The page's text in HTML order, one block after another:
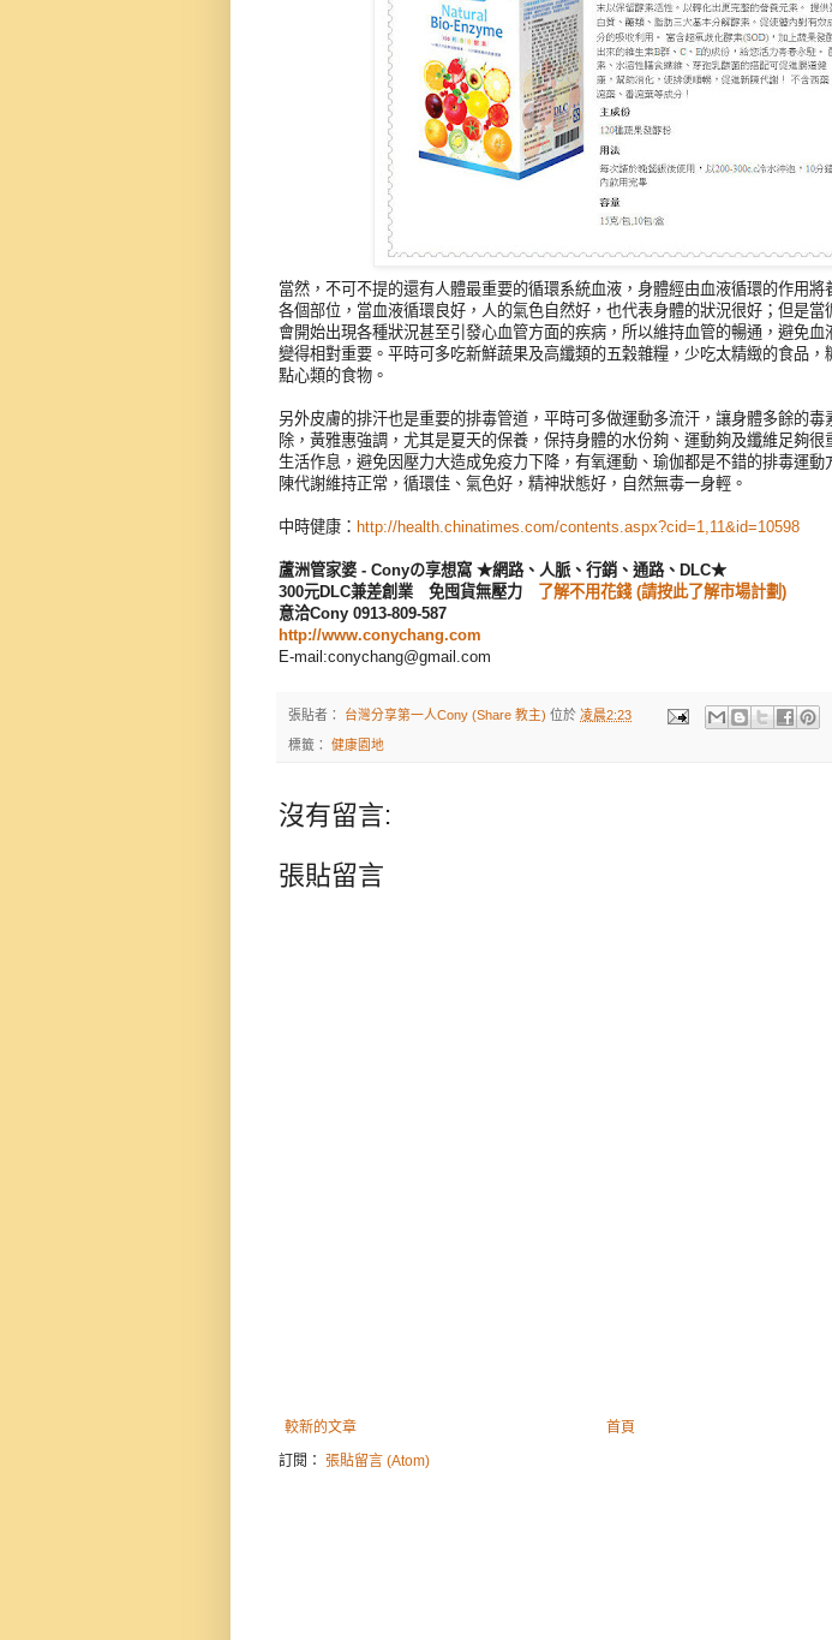
當然，不可不提的還有人體最重要的循環系統血液，身體經由血液循環的作用將
各個部位，當血液循環良好，人的氣色自然好，也代表身體的狀況很好；但是當
會開始出現各種狀況甚至引發心血管方面的疾病，所以維持血管的暢通，避免血
變得相對重要。平時可多吃新鮮蔬果及高纖類的五穀雜糧，少吃太精緻的食品，
點心類的食物。
另外皮膚的排汗也是重要的排毒管道，平時可多做運動多流汗，讓身體多餘的毒
除，黃雅惠強調，尤其是夏天的保養，保持身體的水份夠、運動夠及纖維足夠很
生活作息，避免因壓力大造成免疫力下降，有氧運動、瑜伽都是不錯的排毒運動
陳代謝維持正常，循環佳、氣色好，精神狀態好，自然無毒一身輕。
中時健康： http://health.chinatimes.com/contents.aspx?cid=1,11&id=10598
蘆洲管家婆 - Conyの享想窩 ★網路、人脈、行銷、通路、DLC★
300元DLC兼差創業 免囤貨無壓力
了解不用花錢 (請按此了解市場計劃)
意洽Cony 0913-809-587
http://www.conychang.com
E-mail:conychang@gmail.com
張貼者： 台灣分享第一人Cony (Share 教主) 位於 凌晨2:23
標籤： 健康園地
沒有留言:
張貼留言
較新的文章
首頁
訂閱： 張貼留言 (Atom)